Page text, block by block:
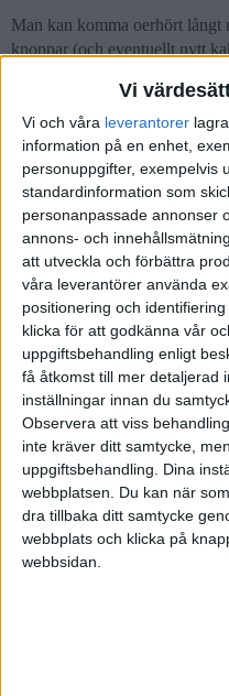
Vi
Vi och våra leverantorer
information på en enhet,
personuppgifter, exempelvis
standardinformation som
personanpassade annonser
annons- och
att utveckla och förbättra
våra leverantörer använda
positionering och
klicka för att godkänna vår
uppgiftsbehandling enligt
få åtkomst till mer detaljerad
inställningar innan du
Observera att viss
inte kräver ditt samtycke,
uppgiftsbehandling. Dina
webbplatsen. Du kan när
dra tillbaka ditt samtycke
webbplats och klicka på
webbsidan.
Man kan komma oerhört
knoppar (och eventuellt nytt
Krokusen 12 Januari
26
Men tror du att folk faktiskt
skäl? Det är väl för att
layouten, annars målar man
Lemuri 12 Januari 2026
27
Oftast är layouten ganska
om man vill vända på köket
nödvändigheten. Men ja, jag
kan göra en omelett
1 gillning